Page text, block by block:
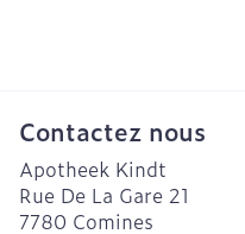
Contactez nous
Apotheek Kindt
Rue De La Gare 21
7780 Comines